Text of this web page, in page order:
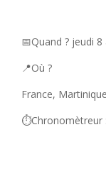
📅Quand ? jeudi
📍Où ?
France,
⏱️Chronomètreur :